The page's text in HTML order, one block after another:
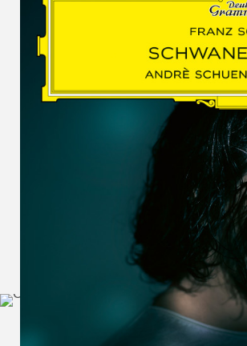
SCHUMANN,
OP. 24
SECHS
MONOLOGE
AUS
JEDERMANN
GESÄNGE